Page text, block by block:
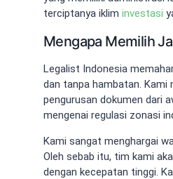
terciptanya iklim investasi
Mengapa Memilih
Legalist Indonesia
dan tanpa hambatan. Kami
pengurusan dokumen dari
mengenai regulasi zonasi
Kami sangat menghargai
Oleh sebab itu, tim kami
dengan kecepatan tinggi.